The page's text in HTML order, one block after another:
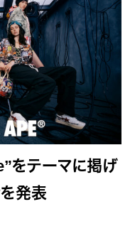
をテーマに掲げ
発表